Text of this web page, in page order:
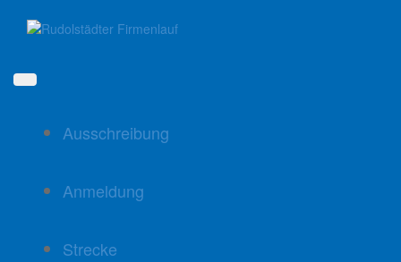
Ausschreibung
Anmeldung
Strecke